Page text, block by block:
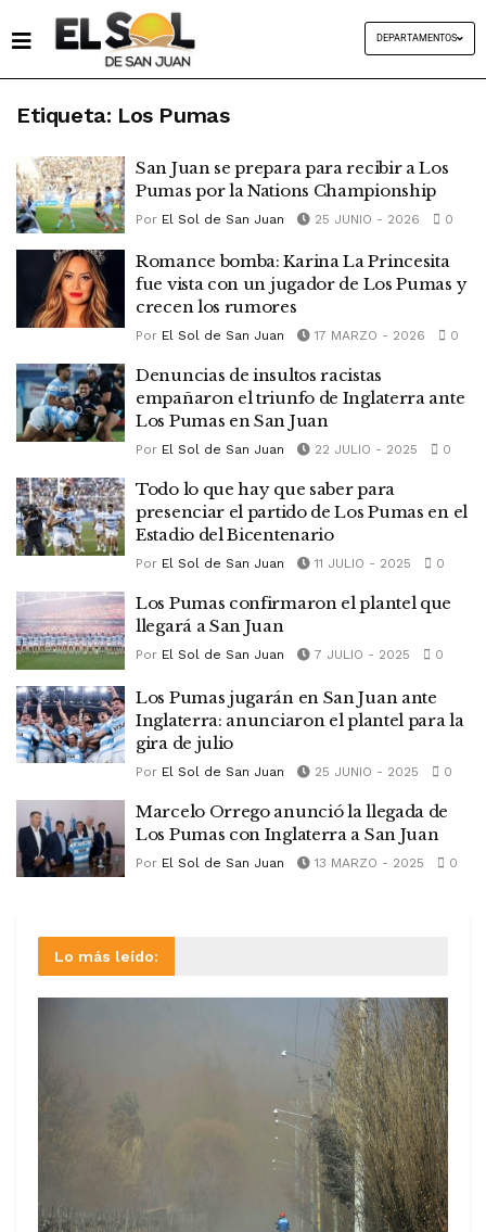
DEPARTAMENTOS
Etiqueta: Los Pumas
San Juan se prepara para recibir a Los
Pumas por la Nations Championship
Por El Sol de San Juan 25 JUNIO - 2026 0
Romance bomba: Karina La Princesita
fue vista con un jugador de Los Pumas y
crecen los rumores
Por El Sol de San Juan 17 MARZO - 2026 0
Denuncias de insultos racistas
empañaron el triunfo de Inglaterra ante
Los Pumas en San Juan
Por El Sol de San Juan 22 JULIO - 2025 0
Todo lo que hay que saber para
presenciar el partido de Los Pumas en el
Estadio del Bicentenario
Por El Sol de San Juan 11 JULIO - 2025 0
Los Pumas confirmaron el plantel que
llegará a San Juan
Por El Sol de San Juan 7 JULIO - 2025 0
Los Pumas jugarán en San Juan ante
Inglaterra: anunciaron el plantel para la
gira de julio
Por El Sol de San Juan 25 JUNIO - 2025 0
Marcelo Orrego anunció la llegada de
Los Pumas con Inglaterra a San Juan
Por El Sol de San Juan 13 MARZO - 2025 0
Lo más leído: